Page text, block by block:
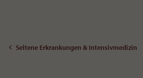
Zum InhaltSeltene Erkrankungen & Intensivmedizin